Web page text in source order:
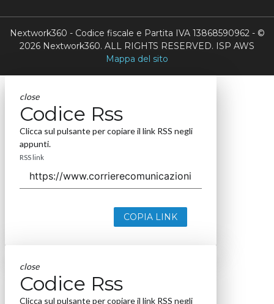
Nextwork360 - Codice fiscale e Partita IVA 13868590962 - ©
2026 Nextwork360. ALL RIGHTS RESERVED. ISP AWS
Mappa del sito
close
Codice Rss
Clicca sul pulsante per copiare il link RSS negli
appunti.
RSS link
COPIA LINK
close
Codice Rss
Clicca sul pulsante per copiare il link RSS negli